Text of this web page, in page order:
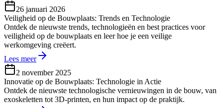
26 januari 2026
Veiligheid op de Bouwplaats: Trends en Technologie
Ontdek de nieuwste trends, technologieën en best practices voor
veiligheid op de bouwplaats en leer hoe je een veilige
werkomgeving creëert.
Lees meer
2 november 2025
Innovatie op de Bouwplaats: Technologie in Actie
Ontdek de nieuwste technologische vernieuwingen in de bouw, van
exoskeletten tot 3D-printen, en hun impact op de praktijk.